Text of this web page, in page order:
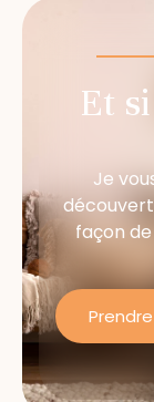
Et
Je
façon